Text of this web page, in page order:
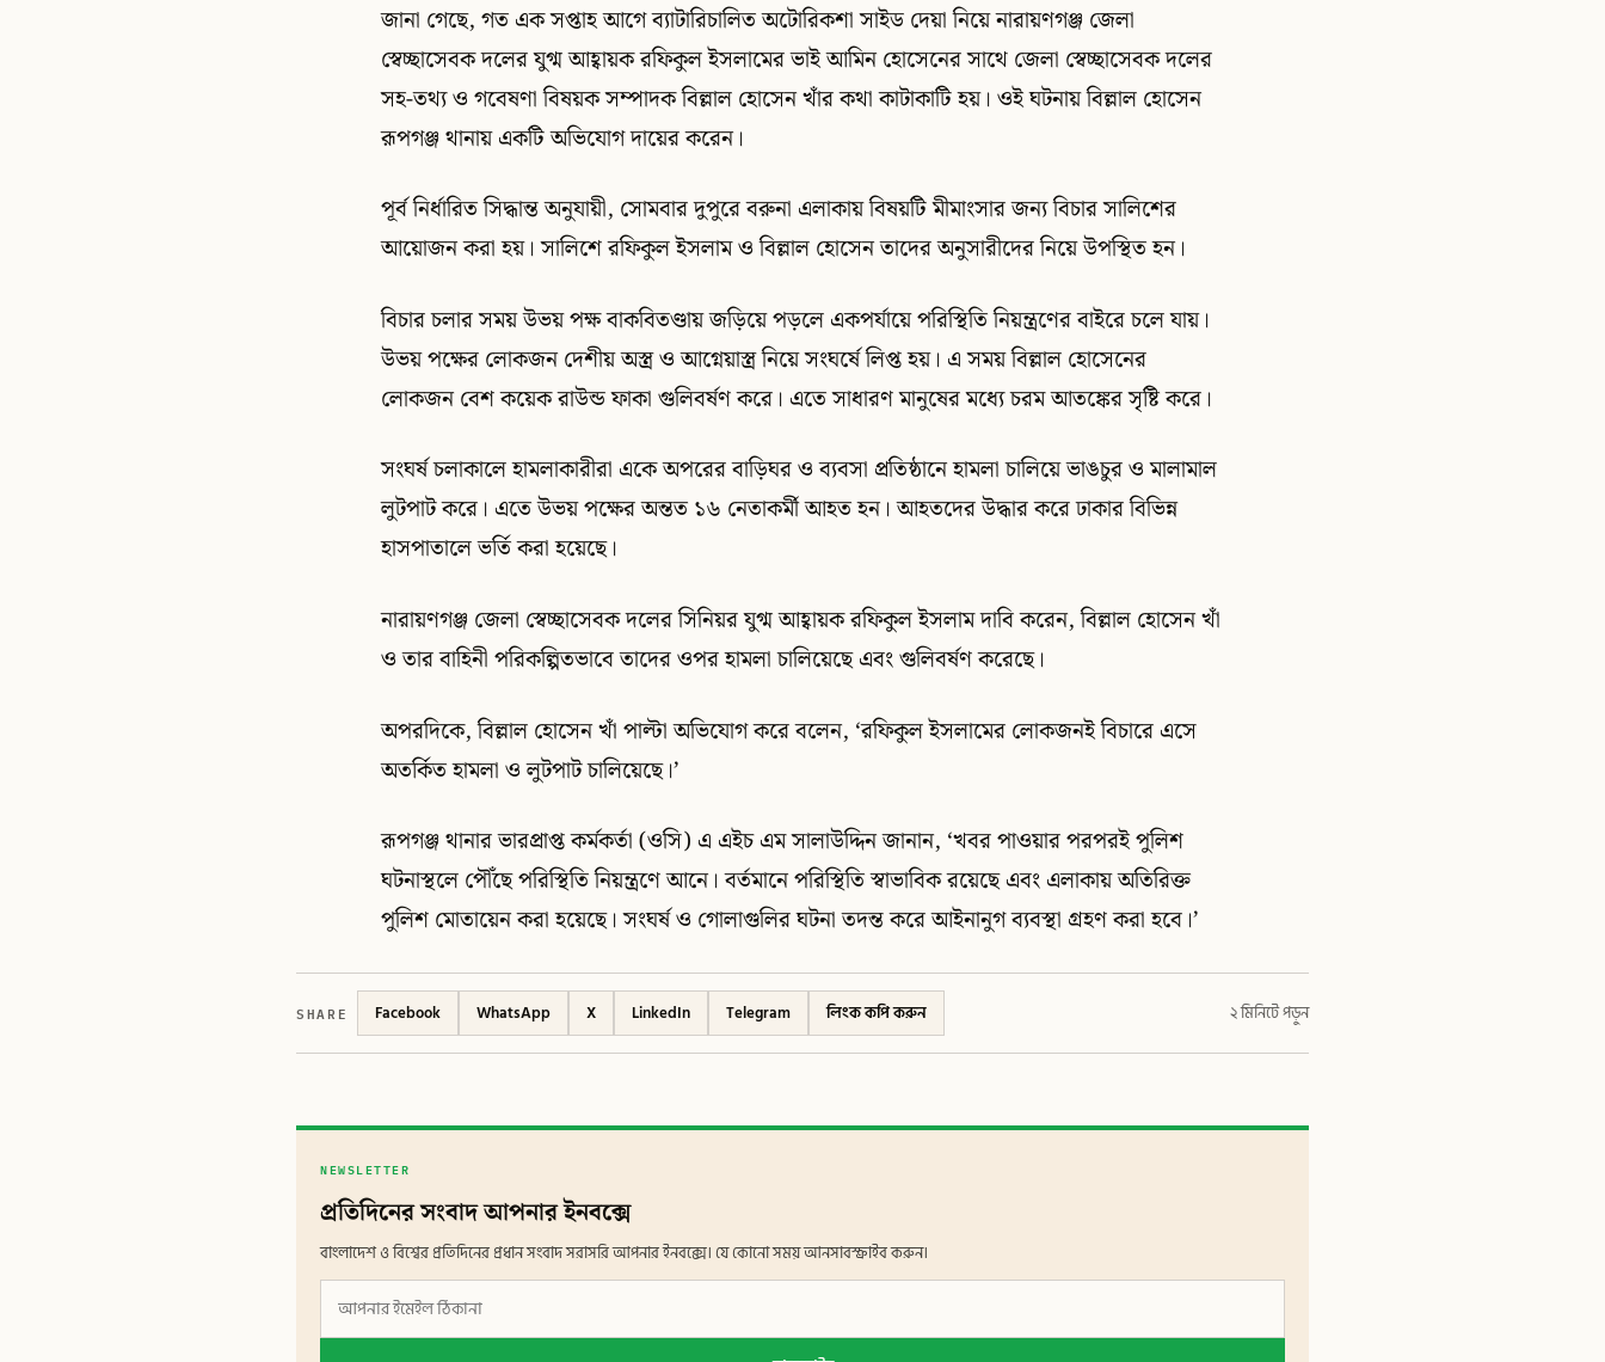
জানা গেছে, গত এক সপ্তাহ আগে ব্যাটারিচালিত অটোরিকশা সাইড দেয়া নিয়ে নারায়ণগঞ্জ জেলা
স্বেচ্ছাসেবক দলের যুগ্ম আহ্বায়ক রফিকুল ইসলামের ভাই আমিন হোসেনের সাথে জেলা স্বেচ্ছাসেবক দলের
সহ-তথ্য ও গবেষণা বিষয়ক সম্পাদক বিল্লাল হোসেন খাঁর কথা কাটাকাটি হয়। ওই ঘটনায় বিল্লাল হোসেন
রূপগঞ্জ থানায় একটি অভিযোগ দায়ের করেন।
পূর্ব নির্ধারিত সিদ্ধান্ত অনুযায়ী, সোমবার দুপুরে বরুনা এলাকায় বিষয়টি মীমাংসার জন্য বিচার সালিশের
আয়োজন করা হয়। সালিশে রফিকুল ইসলাম ও বিল্লাল হোসেন তাদের অনুসারীদের নিয়ে উপস্থিত হন।
বিচার চলার সময় উভয় পক্ষ বাকবিতণ্ডায় জড়িয়ে পড়লে একপর্যায়ে পরিস্থিতি নিয়ন্ত্রণের বাইরে চলে যায়।
উভয় পক্ষের লোকজন দেশীয় অস্ত্র ও আগ্নেয়াস্ত্র নিয়ে সংঘর্ষে লিপ্ত হয়। এ সময় বিল্লাল হোসেনের
লোকজন বেশ কয়েক রাউন্ড ফাকা গুলিবর্ষণ করে। এতে সাধারণ মানুষের মধ্যে চরম আতঙ্কের সৃষ্টি করে।
সংঘর্ষ চলাকালে হামলাকারীরা একে অপরের বাড়িঘর ও ব্যবসা প্রতিষ্ঠানে হামলা চালিয়ে ভাঙচুর ও মালামাল
লুটপাট করে। এতে উভয় পক্ষের অন্তত ১৬ নেতাকর্মী আহত হন। আহতদের উদ্ধার করে ঢাকার বিভিন্ন
হাসপাতালে ভর্তি করা হয়েছে।
নারায়ণগঞ্জ জেলা স্বেচ্ছাসেবক দলের সিনিয়র যুগ্ম আহ্বায়ক রফিকুল ইসলাম দাবি করেন, বিল্লাল হোসেন খাঁ
ও তার বাহিনী পরিকল্পিতভাবে তাদের ওপর হামলা চালিয়েছে এবং গুলিবর্ষণ করেছে।
অপরদিকে, বিল্লাল হোসেন খাঁ পাল্টা অভিযোগ করে বলেন, ‘রফিকুল ইসলামের লোকজনই বিচারে এসে
অতর্কিত হামলা ও লুটপাট চালিয়েছে।’
রূপগঞ্জ থানার ভারপ্রাপ্ত কর্মকর্তা (ওসি) এ এইচ এম সালাউদ্দিন জানান, ‘খবর পাওয়ার পরপরই পুলিশ
ঘটনাস্থলে পৌঁছে পরিস্থিতি নিয়ন্ত্রণে আনে। বর্তমানে পরিস্থিতি স্বাভাবিক রয়েছে এবং এলাকায় অতিরিক্ত
পুলিশ মোতায়েন করা হয়েছে। সংঘর্ষ ও গোলাগুলির ঘটনা তদন্ত করে আইনানুগ ব্যবস্থা গ্রহণ করা হবে।’
SHARE Facebook WhatsApp X LinkedIn Telegram লিংক কপি করুন ২ মিনিটে পড়ুন
NEWSLETTER
প্রতিদিনের সংবাদ আপনার ইনবক্সে
বাংলাদেশ ও বিশ্বের প্রতিদিনের প্রধান সংবাদ সরাসরি আপনার ইনবক্সে। যে কোনো সময় আনসাবস্ক্রাইব করুন।